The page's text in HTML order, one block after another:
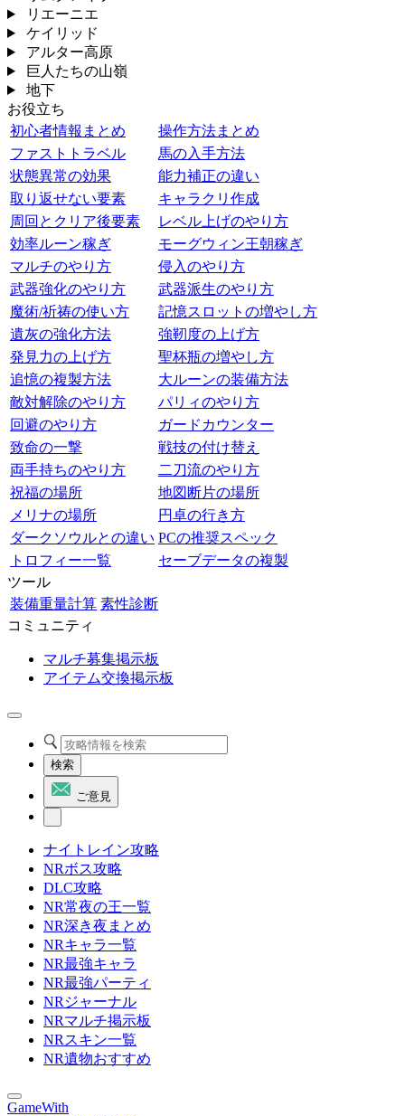
リエーニエ
ケイリッド
アルター高原
巨人たちの山嶺
地下
お役立ち
初心者情報まとめ
操作方法まとめ
ファストトラベル
馬の入手方法
状態異常の効果
能力補正の違い
取り返せない要素
キャラクリ作成
周回とクリア後要素
レベル上げのやり方
効率ルーン稼ぎ
モーグウィン王朝稼ぎ
マルチのやり方
侵入のやり方
武器強化のやり方
武器派生のやり方
魔術/祈祷の使い方
記憶スロットの増やし方
遺灰の強化方法
強靭度の上げ方
発見力の上げ方
聖杯瓶の増やし方
追憶の複製方法
大ルーンの装備方法
敵対解除のやり方
パリィのやり方
回避のやり方
ガードカウンター
致命の一撃
戦技の付け替え
両手持ちのやり方
二刀流のやり方
祝福の場所
地図断片の場所
メリナの場所
円卓の行き方
ダークソウルとの違い PCの推奨スペック
トロフィー一覧
セーブデータの複製
ツール
装備重量計算 素性診断
コミュニティ
マルチ募集掲示板
アイテム交換掲示板
検索
ご意見
ナイトレイン攻略
NRボス攻略
DLC攻略
NR常夜の王一覧
NR深き夜まとめ
NRキャラ一覧
NR最強キャラ
NR最強パーティ
NRジャーナル
NRマルチ掲示板
NRスキン一覧
NR遺物おすすめ
GameWith